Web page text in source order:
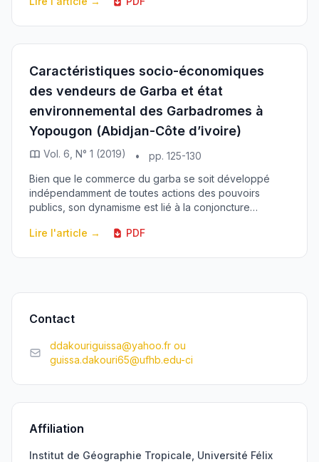
n...
Caractéristiques socio-économiques
des vendeurs de Garba et état
environnemental des Garbadromes à
Yopougon (Abidjan-Côte d’ivoire)
Vol. 6, N° 1 (2019) •
pp. 125-130
Bien que le commerce du garba se soit développé
indépendamment de toutes actions des pouvoirs
publics, son dynamisme est lié à la conjoncture
repas connaî...
Lire l'article → PDF
Contact
ddakouriguissa@yahoo.fr ou
guissa.dakouri65@ufhb.edu-ci
Affiliation
Institut de Géographie Tropicale, Université Félix